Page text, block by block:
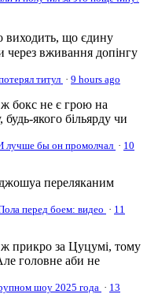
виходить, що єдину
через вживання допінгу
титул · 9 hours ago
ж бокс не є грою на
будь-якого більярду чи
лучше бы он промолчал · 10
джошуа переляканим
перед боем: видео · 11
ж прикро за Цуцумі, тому
головне аби не
шоу 2025 года · 13